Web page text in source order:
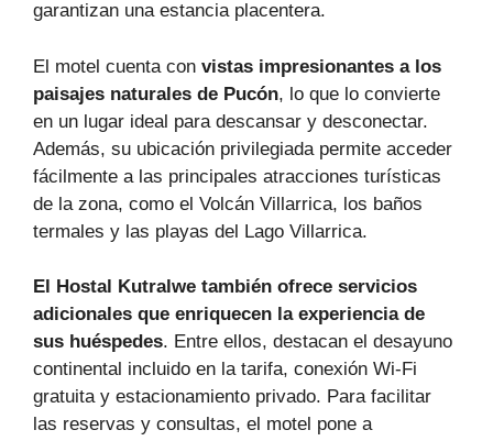
garantizan una estancia placentera.
El motel cuenta con vistas impresionantes a los
paisajes naturales de Pucón, lo que lo convierte
en un lugar ideal para descansar y desconectar.
Además, su ubicación privilegiada permite acceder
fácilmente a las principales atracciones turísticas
de la zona, como el Volcán Villarrica, los baños
termales y las playas del Lago Villarrica.
El Hostal Kutralwe también ofrece servicios
adicionales que enriquecen la experiencia de
sus huéspedes. Entre ellos, destacan el desayuno
continental incluido en la tarifa, conexión Wi-Fi
gratuita y estacionamiento privado. Para facilitar
las reservas y consultas, el motel pone a